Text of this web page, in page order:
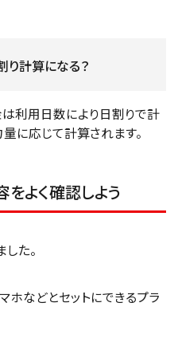
計算になる？
利用日数により日割りで計
に応じて計算されます。
よく確認しよう
た。
ホなどとセットにできるプラ